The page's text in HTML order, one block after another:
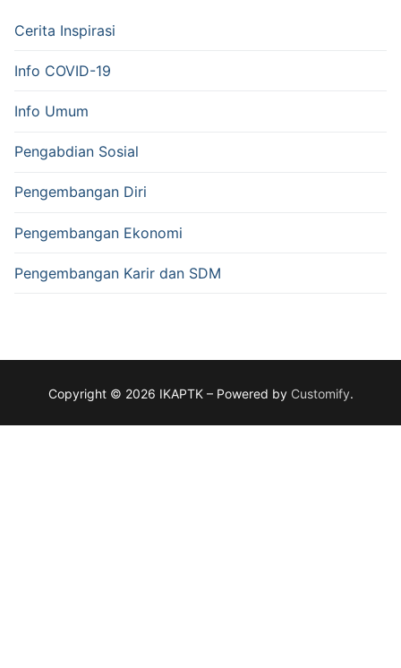
Cerita Inspirasi
Info COVID-19
Info Umum
Pengabdian Sosial
Pengembangan Diri
Pengembangan Ekonomi
Pengembangan Karir dan SDM
Copyright © 2026 IKAPTK – Powered by Customify.